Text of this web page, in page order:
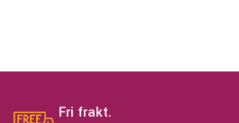
Fri frakt.